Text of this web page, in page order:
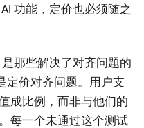
功能，定价也必须随之
那些解决了对齐问题的
定价对齐问题。用户支
成比例，而非与他们的
每一个未通过这个测试